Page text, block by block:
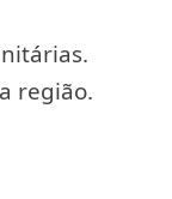
região.